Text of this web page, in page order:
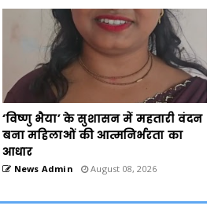
‘विष्णु भैया’ के सुशासन में महतारी वंदन
बना महिलाओं की आत्मनिर्भरता का
आधार
News Admin August 08, 2026